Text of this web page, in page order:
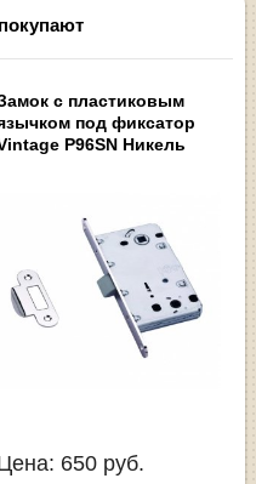
с пластиковым
под фиксатор
P96SN Никель
650 руб.